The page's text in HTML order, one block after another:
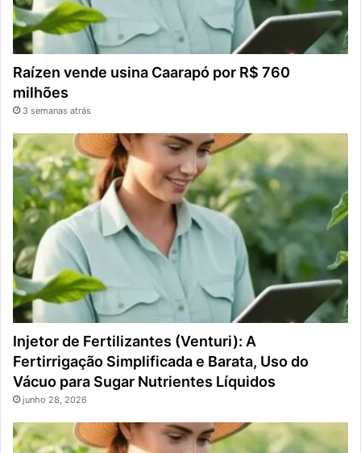
Raízen vende usina Caarapó por R$ 760
milhões
3 semanas atrás
Injetor de Fertilizantes (Venturi): A
Fertirrigação Simplificada e Barata, Uso do
Vácuo para Sugar Nutrientes Líquidos
junho 28, 2026